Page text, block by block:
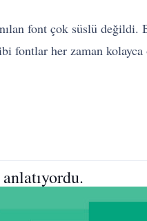
font çok süslü değildi.
fontlar her zaman kolayca